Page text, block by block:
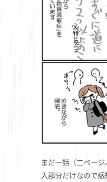
まだ一話（二ペー
入部分だけなので